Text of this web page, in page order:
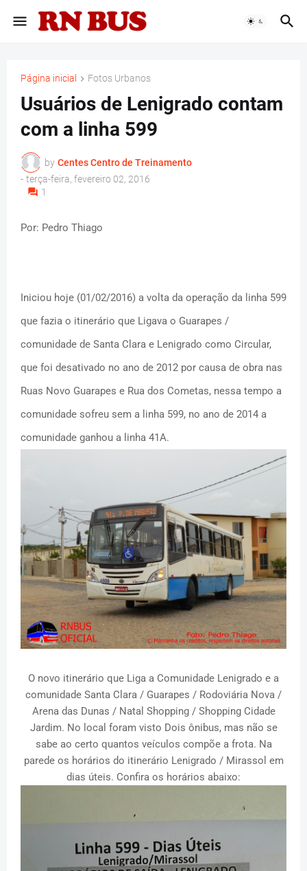
Página inicial Fotos Urbanos
Usuários de Lenigrado contam
com a linha 599
by Centes Centro de Treinamento
- terça-feira, fevereiro 02, 2016
1
Por: Pedro Thiago
Iniciou hoje (01/02/2016) a volta da operação da linha 599
que fazia o itinerário que Ligava o Guarapes /
comunidade de Santa Clara e Lenigrado como Circular,
que foi desativado no ano de 2012 por causa de obra nas
Ruas Novo Guarapes e Rua dos Cometas, nessa tempo a
comunidade sofreu sem a linha 599, no ano de 2014 a
comunidade ganhou a linha 41A.
O novo itinerário que Liga a Comunidade Lenigrado e a
comunidade Santa Clara / Guarapes / Rodoviária Nova /
Arena das Dunas / Natal Shopping / Shopping Cidade
Jardim. No local foram visto Dois ônibus, mas não se
sabe ao certo quantos veículos compõe a frota. Na
parede os horários do itinerário Lenigrado / Mirassol em
dias úteis. Confira os horários abaixo: